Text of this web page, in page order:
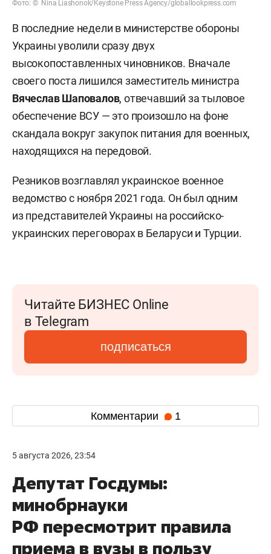
Фото: © Nina Liashonok/Keystone Press Agency/globallookpress.com
В последние недели в министерстве обороны
Украины уволили сразу двух
высокопоставленных чиновников. Вначале
своего поста лишился заместитель министра
Вячеслав Шаповалов, отвечавший за тыловое
обеспечение ВСУ — это произошло на фоне
скандала вокруг закупок питания для военных,
находящихся на передовой.
Резников возглавлял украинское военное
ведомство с ноября 2021 года. Он был одним
из представителей Украины на российско-
украинских переговорах в Беларуси и Турции.
Читайте БИЗНЕС Online
в Telegram
подписаться
Комментарии 1
5 августа 2026, 23:54
Депутат Госдумы:
минобрнауки
РФ пересмотрит правила
приема в вузы в пользу